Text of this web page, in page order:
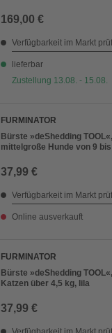
169,00 €
Verfügbarkeit im Markt
lieferbar
Zustellung 13.08. - 15.08.
FURMINATOR
Bürste »deShedding
mittelgroße Hunde von 9
37,99 €
Verfügbarkeit im Markt
Online ausverkauft
FURMINATOR
Bürste »deShedding
Katzen über 4,5 kg, lila
37,99 €